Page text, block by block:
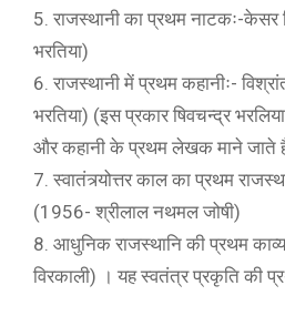
5. राजस्थानी का प्रथम नाटकः-केसर
भरतिया)
6. राजस्थानी में प्रथम कहानीः-
भरतिया) (इस प्रकार षिवचन्द्र
और कहानी के प्रथम लेखक माने जाते
7. स्वातंत्र्योत्तर काल का प्रथम
(1956- श्रीलाल नथमल जोषी)
8. आधुनिक राजस्थानि की प्रथम
विरकाली) । यह स्वतंत्र प्रकृति की